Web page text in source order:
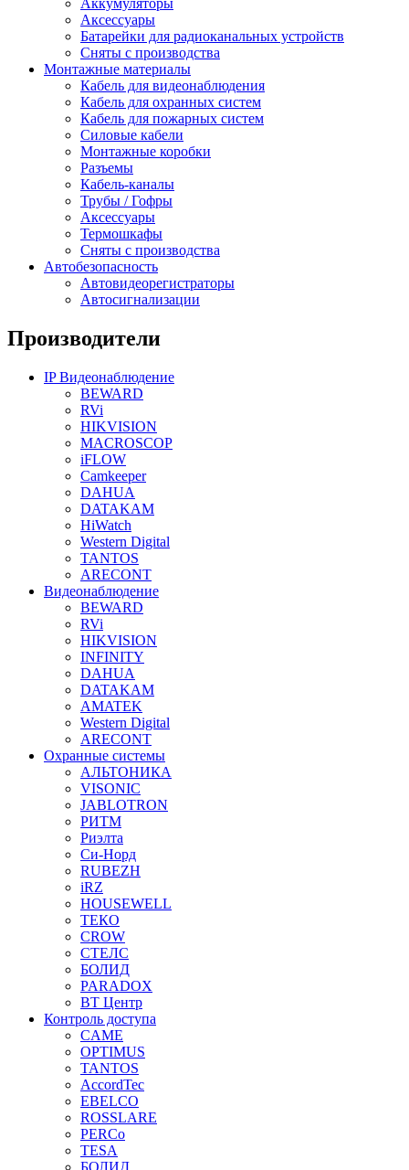
Аксессуары
Батарейки для радиоканальных устройств
Сняты с производства
Монтажные материалы
Кабель для видеонаблюдения
Кабель для охранных систем
Кабель для пожарных систем
Силовые кабели
Монтажные коробки
Разъемы
Кабель-каналы
Трубы / Гофры
Аксессуары
Термошкафы
Сняты с производства
Автобезопасность
Автовидеорегистраторы
Автосигнализации
Производители
IP Видеонаблюдение
BEWARD
RVi
HIKVISION
MACROSCOP
iFLOW
Camkeeper
DAHUA
DATAKAM
HiWatch
Western Digital
TANTOS
ARECONT
Видеонаблюдение
BEWARD
RVi
HIKVISION
INFINITY
DAHUA
DATAKAM
AMATEK
Western Digital
ARECONT
Охранные системы
АЛЬТОНИКА
VISONIC
JABLOTRON
РИТМ
Риэлта
Си-Норд
RUBEZH
iRZ
HOUSEWELL
ТЕКО
CROW
СТЕЛС
БОЛИД
PARADOX
ВТ Центр
Контроль доступа
CAME
OPTIMUS
TANTOS
AccordTec
EBELCO
ROSSLARE
PERCo
TESA
БОЛИД